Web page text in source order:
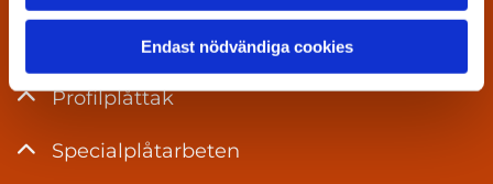
Endast nödvändiga cookies
Plåtlister mm.
Profilplåttak
Specialplåtarbeten